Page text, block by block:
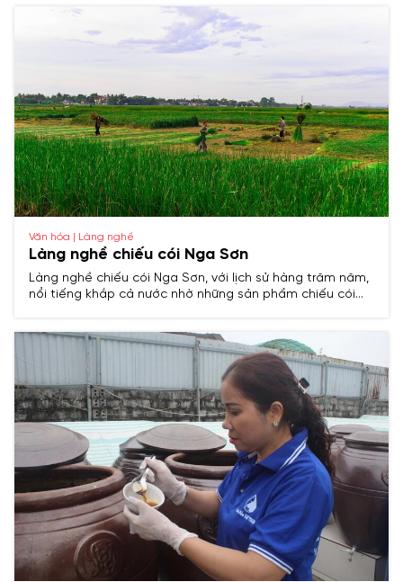
Văn hóa | Làng nghề
Làng nghề chiếu cói Nga Sơn
Làng nghề chiếu cói Nga Sơn, với lịch sử hàng trăm năm,
nổi tiếng khắp cả nước nhờ những sản phẩm chiếu cói